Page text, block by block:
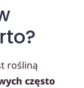
rośliną
często